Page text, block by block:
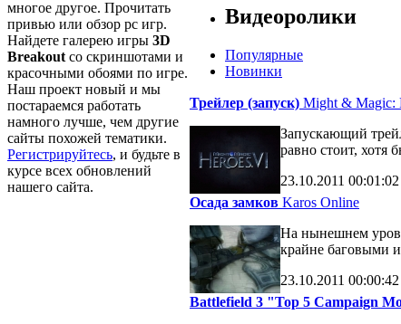
многое другое. Прочитать
привью или обзор pc игр.
Найдете галерею игры 3D
Breakout со скриншотами и
красочными обоями по игре.
Наш проект новый и мы
постараемся работать
намного лучше, чем другие
сайты похожей тематики.
Регистрируйтесь, и будьте в
курсе всех обновлений
нашего сайта.
Видеоролики
Популярные
Новинки
Трейлер (запуск) Might & Magic:
Запускающий
равно стоит, хотя
23.10.2011 00:01:02
Осада замков Karos Online
На нынешнем
крайне баговыми
23.10.2011 00:00:42
Battlefield 3 "Top 5 Campaign